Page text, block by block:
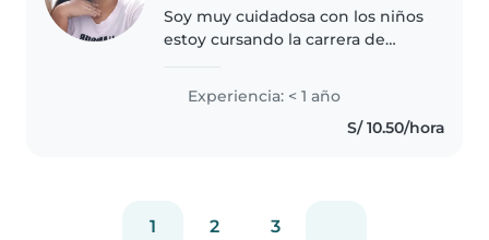
Soy muy cuidadosa con los niños
estoy cursando la carrera de
Experiencia: < 1 año
S/ 10.50/hora
1 2 3